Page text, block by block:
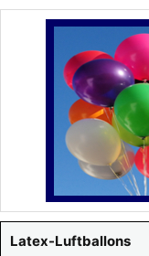
Latex-Luftballons